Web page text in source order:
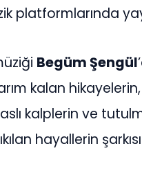
platformlarında
Begüm Şengül
kalan
kalplerin ve
hayallerin